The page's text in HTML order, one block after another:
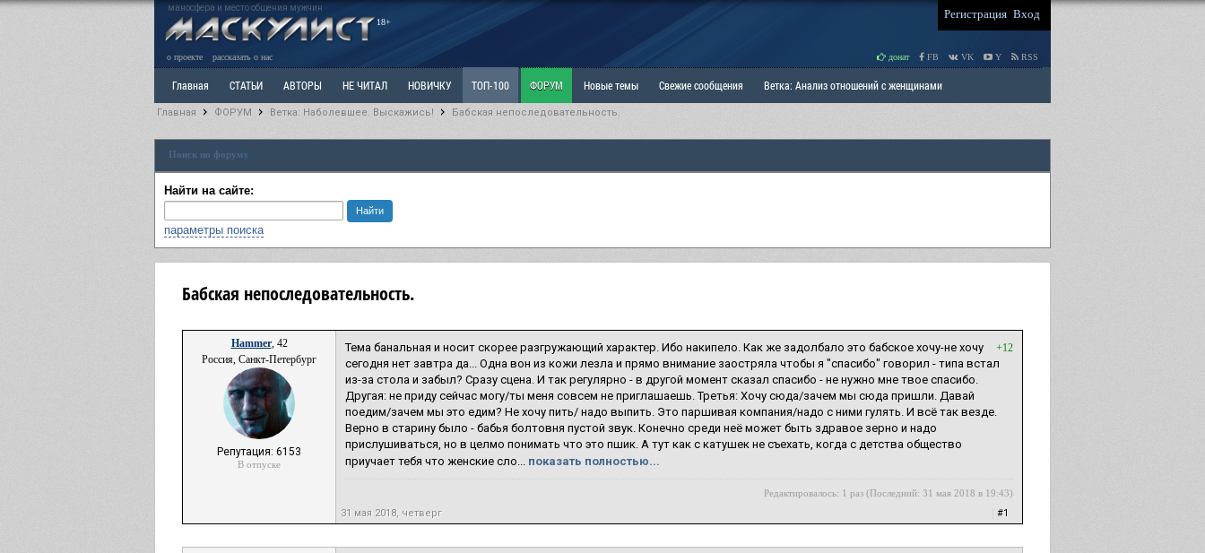
маносфера и место общения мужчин
18+
Регистрация Вход
о проекте рассказать о нас донат FB VK Y RSS
Главная СТАТЬИ АВТОРЫ НЕ ЧИТАЛ НОВИЧКУ ТОП-100 ФОРУМ Новые темы Свежие сообщения Ветка: Анализ отношений с женщинами
РАЗДЕЛ: Разное
Главная ФОРУМ Ветка: Наболевшее. Выскажись! Бабская непоследовательность.
Поиск по форуму
Найти на сайте:
параметры поиска
Бабская непоследовательность.
Hammer, 42
Россия, Санкт-Петербург
Репутация: 6153
В отпуске
+12
Тема банальная и носит скорее разгружающий характер. Ибо накипело. Как же задолбало это бабское хочу-не хочу
сегодня нет завтра да... Одна вон из кожи лезла и прямо внимание заостряла чтобы я "спасибо" говорил - типа встал
из-за стола и забыл? Сразу сцена. И так регулярно - в другой момент сказал спасибо - не нужно мне твое спасибо.
Другая: не приду сейчас могу/ты меня совсем не приглашаешь. Третья: Хочу сюда/зачем мы сюда пришли. Давай
поедим/зачем мы это едим? Не хочу пить/ надо выпить. Это паршивая компания/надо с ними гулять. И всё так везде.
Верно в старину было - бабья болтовня пустой звук. Конечно среди неё может быть здравое зерно и надо
прислушиваться, но в целмо понимать что это пшик. А тут как с катушек не съехать, когда с детства общество
приучает тебя что женские сло... показать полностью...
Редактировалось: 1 раз (Последний: 31 мая 2018 в 19:43)
31 мая 2018, четверг #1